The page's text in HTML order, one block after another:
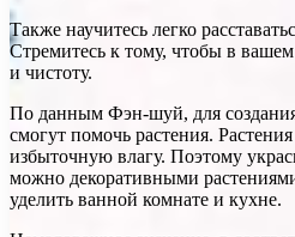
Также научитесь легко
Стремитесь к тому, чтобы в
и чистоту.
По данным Фэн-шуй, для
смогут помочь растения.
избыточную влагу. Поэтому
можно декоративными
уделить ванной комнате и кухне.